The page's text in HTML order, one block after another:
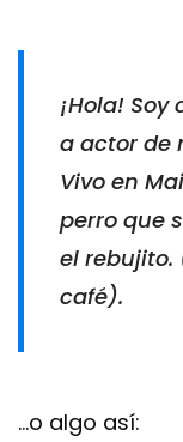
¡Hola!
a actor de
Vivo en
perro que
el rebujito.
café).
…o algo así: